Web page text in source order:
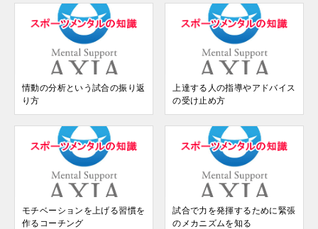
情動の分析という試合の振り返
り方
上達する人の指導やアドバイス
の受け止め方
モチベーションを上げる習慣を
作るコーチング
試合で力を発揮するために緊張
のメカニズムを知る